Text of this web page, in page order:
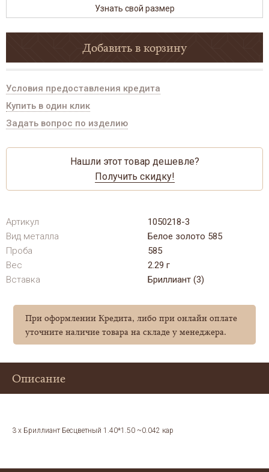
Узнать свой размер
Добавить в корзину
Условия предоставления кредита
Купить в один клик
Задать вопрос по изделию
Нашли этот товар дешевле?
Получить скидку!
Артикул
1050218-3
Вид металла
Белое золото 585
Проба
585
Вес
2.29 г
Вставка
Бриллиант (3)
При оформлении Кредита, либо при онлайн оплате
уточните наличие товара на складе у менеджера.
Описание
3 x Бриллиант Бесцветный 1.40*1.50 ~0.042 кар